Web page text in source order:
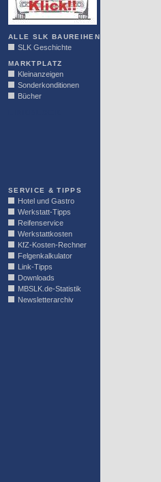
ALLE SLK BAUREIHEN
SLK Geschichte
MARKTPLATZ
Kleinanzeigen
Sonderkonditionen
Bücher
SERVICE & TIPPS
Hotel und Gastro
Werkstatt-Tipps
Reifenservice
Werkstattkosten
KfZ-Kosten-Rechner
Felgenkalkulator
Link-Tipps
Downloads
MBSLK.de-Statistik
Newsletterarchiv